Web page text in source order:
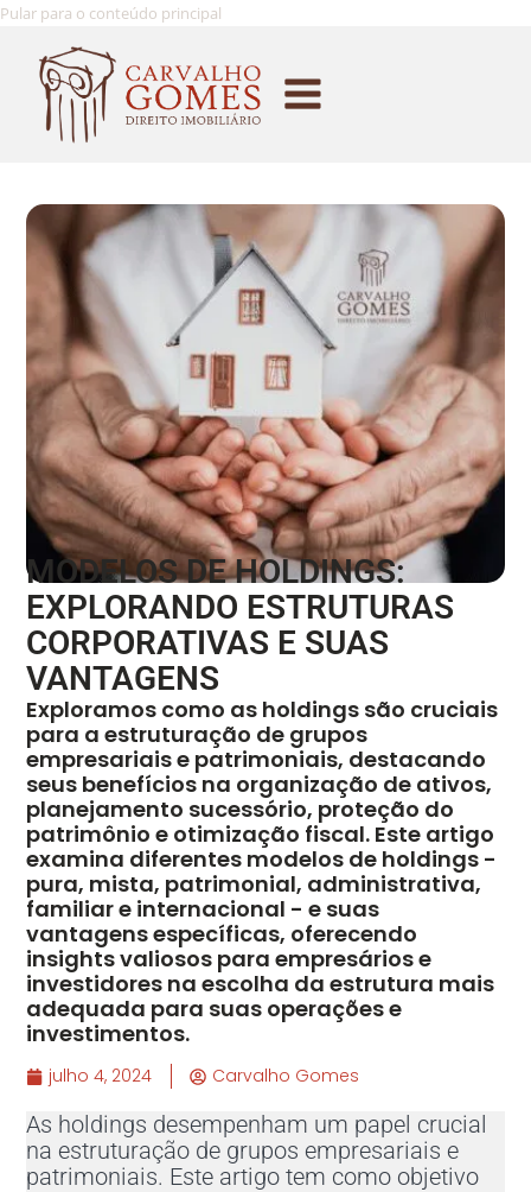
Pular para o conteúdo principal
MODELOS DE HOLDINGS:
EXPLORANDO ESTRUTURAS
CORPORATIVAS E SUAS
VANTAGENS
Exploramos como as holdings são cruciais
para a estruturação de grupos
empresariais e patrimoniais, destacando
seus benefícios na organização de ativos,
planejamento sucessório, proteção do
patrimônio e otimização fiscal. Este artigo
examina diferentes modelos de holdings -
pura, mista, patrimonial, administrativa,
familiar e internacional - e suas
vantagens específicas, oferecendo
insights valiosos para empresários e
investidores na escolha da estrutura mais
adequada para suas operações e
investimentos.
julho 4, 2024 Carvalho Gomes
As holdings desempenham um papel crucial
na estruturação de grupos empresariais e
patrimoniais. Este artigo tem como objetivo